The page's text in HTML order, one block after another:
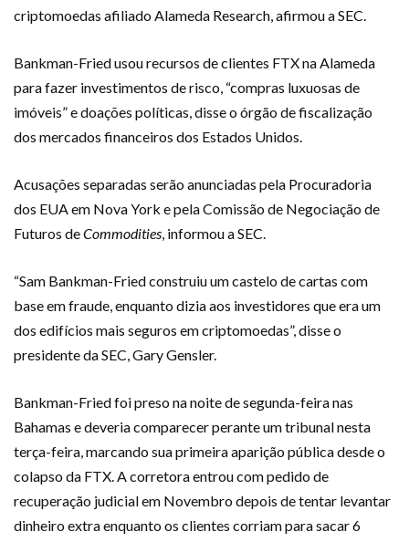
criptomoedas afiliado Alameda Research, afirmou a SEC.
Bankman-Fried usou recursos de clientes FTX na Alameda
para fazer investimentos de risco, “compras luxuosas de
imóveis” e doações políticas, disse o órgão de fiscalização
dos mercados financeiros dos Estados Unidos.
Acusações separadas serão anunciadas pela Procuradoria
dos EUA em Nova York e pela Comissão de Negociação de
Futuros deCommodities, informou a SEC.
“Sam Bankman-Fried construiu um castelo de cartas com
base em fraude, enquanto dizia aos investidores que era um
dos edifícios mais seguros em criptomoedas”, disse o
presidente da SEC, Gary Gensler.
Bankman-Fried foi preso na noite de segunda-feira nas
Bahamas e deveria comparecer perante um tribunal nesta
terça-feira, marcando sua primeira aparição pública desde o
colapso da FTX. A corretora entrou com pedido de
recuperação judicial em Novembro depois de tentar levantar
dinheiro extra enquanto os clientes corriam para sacar 6